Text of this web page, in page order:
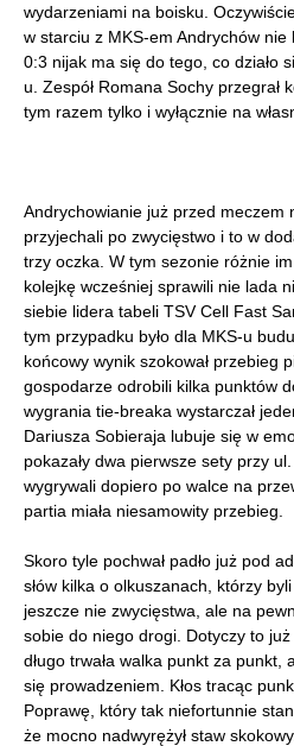
wydarzeniami na boisku.
w starciu z MKS-em Andrychów
0:3 nijak ma się do tego, co działo
u. Zespół Romana Sochy przegrał
tym razem tylko i wyłącznie na
Andrychowianie już przed meczem
przyjechali po zwycięstwo i to w
trzy oczka. W tym sezonie różnie
kolejkę wcześniej sprawili nie lada
siebie lidera tabeli TSV Cell Fast
tym przypadku było dla MKS-u
końcowy wynik szokował przebieg
gospodarze odrobili kilka punktów
wygrania tie-breaka wystarczał
Dariusza Sobieraja lubuje się w
pokazały dwa pierwsze sety przy
wygrywali dopiero po walce na
partia miała niesamowity przebieg.
Skoro tyle pochwał padło już pod
słów kilka o olkuszanach, którzy
jeszcze nie zwycięstwa, ale na
sobie do niego drogi. Dotyczy to
długo trwała walka punkt za punkt,
się prowadzeniem. Kłos tracąc
Poprawę, który tak niefortunnie
że mocno nadwyrężył staw